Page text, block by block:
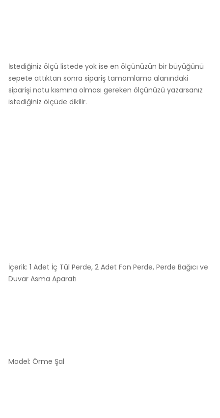
İstediğiniz ölçü listede yok ise en ölçünüzün bir büyüğünü
sepete attıktan sonra sipariş tamamlama alanındaki
siparişi notu kısmına olması gereken ölçünüzü yazarsanız
istediğiniz ölçüde dikilir.
İçerik: 1 Adet İç Tül Perde, 2 Adet Fon Perde, Perde Bağıcı ve
Duvar Asma Aparatı
Model: Örme Şal